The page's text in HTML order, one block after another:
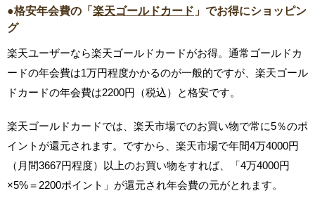
●格安年会費の「 楽天ゴールドカード 」でお得にショッピン
グ
楽天ユーザーなら楽天ゴールドカードがお得。通常ゴールドカ
ードの年会費は1万円程度かかるのが一般的ですが、楽天ゴール
ドカードの年会費は2200円（税込）と格安です。
楽天ゴールドカードでは、楽天市場でのお買い物で常に5％のポ
イントが還元されます。ですから、楽天市場で年間4万4000円
（月間3667円程度）以上のお買い物をすれば、「4万4000円
×5%＝2200ポイント」が還元され年会費の元がとれます。